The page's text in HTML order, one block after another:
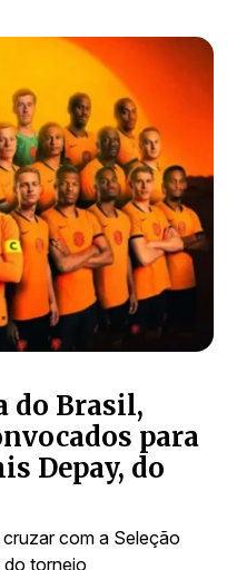
do Brasil,
para
Depay, do
com a Seleção
do torneio